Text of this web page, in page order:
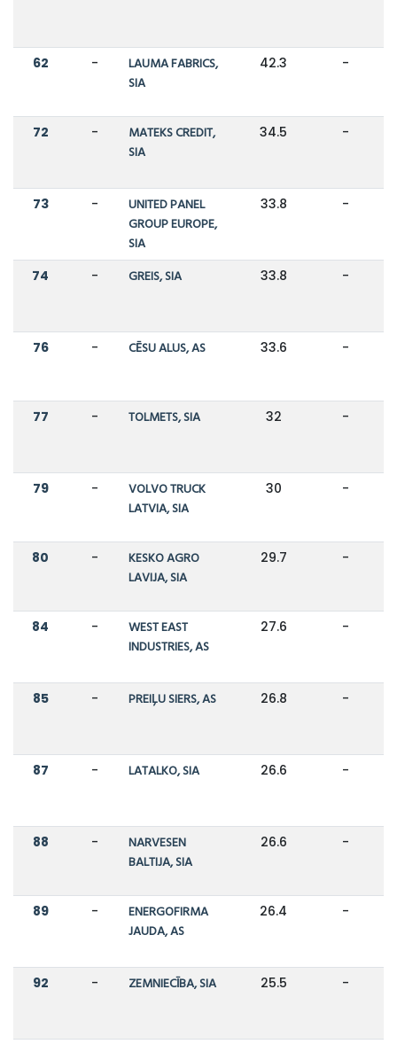
62 -
LAUMA FABRICS,
SIA
42.3 -
72 -
MATEKS CREDIT,
SIA
34.5 -
73 -
UNITED PANEL
GROUP EUROPE,
SIA
33.8 -
74 - GREIS, SIA 33.8 -
76 - CĒSU ALUS, AS 33.6 -
77 - TOLMETS, SIA 32 -
79 -
VOLVO TRUCK
LATVIA, SIA
30 -
80 -
KESKO AGRO
LAVIJA, SIA
29.7 -
84 -
WEST EAST
INDUSTRIES, AS
27.6 -
85 - PREIĻU SIERS, AS 26.8 -
87 - LATALKO, SIA 26.6 -
88 -
NARVESEN
BALTIJA, SIA
26.6 -
89 -
ENERGOFIRMA
JAUDA, AS
26.4 -
92 - ZEMNIECĪBA, SIA 25.5 -